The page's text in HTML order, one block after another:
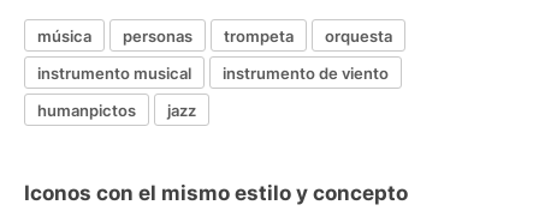
música personas trompeta
orquesta
instrumento musical
instrumento de viento
humanpictos
jazz
Iconos con el mismo estilo y concepto